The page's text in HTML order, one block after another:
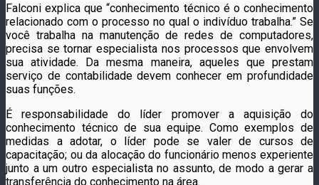
Falconi explica que “conhecimento técnico é o conhecimento
relacionado com o processo no qual o indivíduo trabalha.” Se
você trabalha na manutenção de redes de computadores,
precisa se tornar especialista nos processos que envolvem
sua atividade. Da mesma maneira, aqueles que prestam
serviço de contabilidade devem conhecer em profundidade
suas funções.
É responsabilidade do líder promover a aquisição do
conhecimento técnico de sua equipe. Como exemplos de
medidas a adotar, o líder pode se valer de cursos de
capacitação; ou da alocação do funcionário menos experiente
junto a um outro especialista no assunto, de modo a gerar a
transferência do conhecimento na área.